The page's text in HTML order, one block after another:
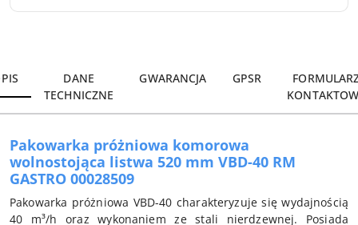
DANE
TECHNICZNE
GWARANCJA GPSR
Pakowarka próżniowa komorowa
wolnostojąca listwa 520 mm VBD-40 RM
GASTRO 00028509
Pakowarka próżniowa VBD-40 charakteryzuje się wydajnością
40 m³/h oraz wykonaniem ze stali nierdzewnej. Posiada